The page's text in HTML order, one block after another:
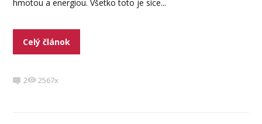
hmotou a energiou. Všetko toto je síce...
Celý článok
2 2567x